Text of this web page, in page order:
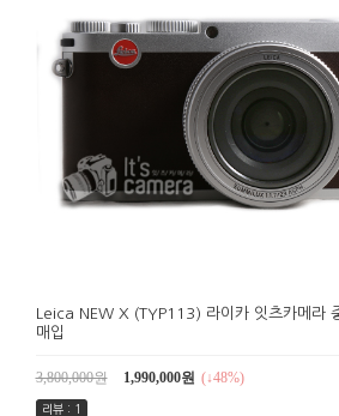
Leica NEW X (TYP113) 라이카 잇츠카메라
매입
3,800,000원 1,990,000원 (↓48%)
리뷰 : 1